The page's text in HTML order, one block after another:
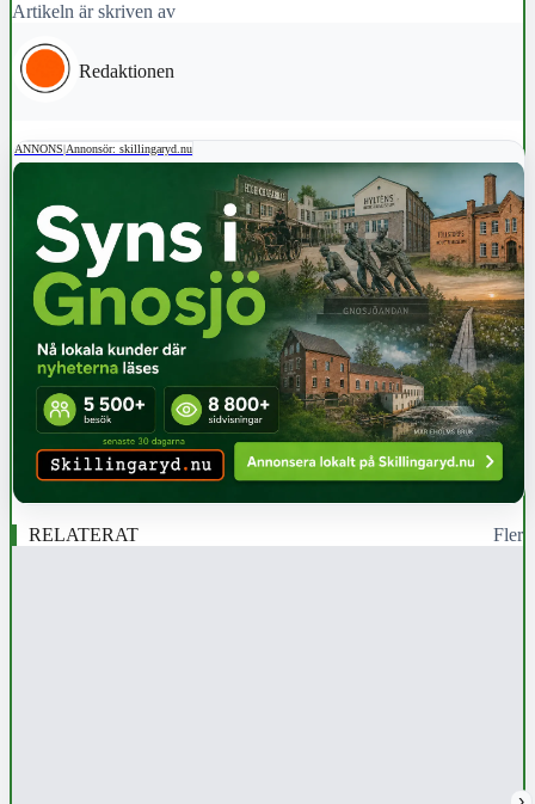
Artikeln är skriven av
Redaktionen
ANNONS|Annonsör: skillingaryd.nu
RELATERAT Fler